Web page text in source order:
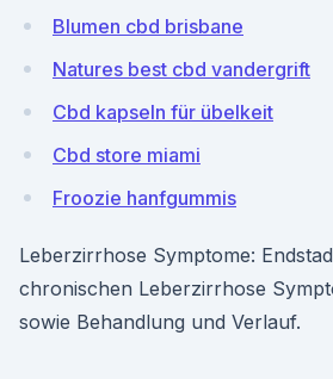
Blumen cbd brisbane
Natures best cbd vandergrift
Cbd kapseln für übelkeit
Cbd store miami
Froozie hanfgummis
Leberzirrhose Symptome:
chronischen Leberzirrhose
sowie Behandlung und Verlauf.